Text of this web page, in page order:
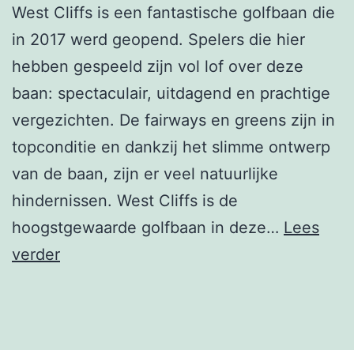
West Cliffs is een fantastische golfbaan die
in 2017 werd geopend. Spelers die hier
hebben gespeeld zijn vol lof over deze
baan: spectaculair, uitdagend en prachtige
vergezichten. De fairways en greens zijn in
topconditie en dankzij het slimme ontwerp
van de baan, zijn er veel natuurlijke
hindernissen. West Cliffs is de
hoogstgewaarde golfbaan in deze… Lees
verderWest